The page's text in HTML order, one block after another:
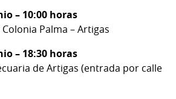
– 10:00 horas
Palma – Artigas
– 18:30 horas
de Artigas (entrada por calle